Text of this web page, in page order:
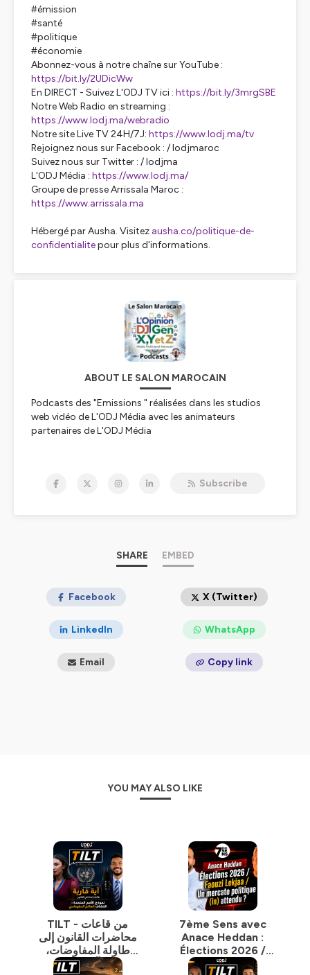
#émission
#santé
#politique
#économie
Abonnez-vous à notre chaîne sur YouTube :
https://bit.ly/2UDicWw
En DIRECT - Suivez L'ODJ TV ici : https://bit.ly/3mrgSBE
Notre Web Radio en streaming :
https://www.lodj.ma/webradio
Notre site Live TV 24H/7J: https://www.lodj.ma/tv
Rejoignez nous sur Facebook : / lodjmaroc
Suivez nous sur Twitter : / lodjma
L'ODJ Média : https://www.lodj.ma/
Groupe de presse Arrissala Maroc :
https://www.arrissala.ma
Hébergé par Ausha. Visitez ausha.co/politique-de-
confidentialitepour plus d'informations.
ABOUT LE SALON MAROCAIN
Podcasts des "Emissions " réalisées dans les studios
web vidéo de L'ODJ Média avec les animateurs
partenaires de L'ODJ Média
Subscribe
SHARE EMBED
Facebook X (Twitter)
LinkedIn WhatsApp
Email Copy link
YOU MAY ALSO LIKE
TILT - من قاعات
محاضرات القانون إلى
طاولة المفاوضات،
تكتشف آية فاريا عالم
7ème Sens avec
Anace Heddan :
Élections 2026 /
Faouzi Lekjaa / Un